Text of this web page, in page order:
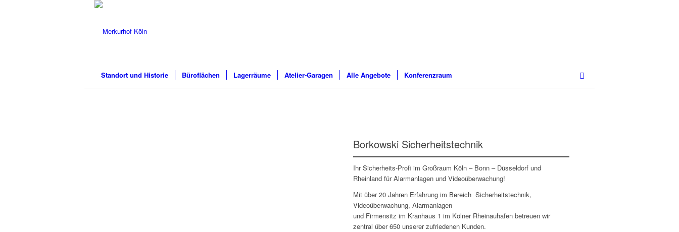
Standort und Historie Büroflächen Lagerräume Atelier-Garagen Alle Angebote Konferenzraum
Borkowski Sicherheitstechnik
Ihr Sicherheits-Profi im Großraum Köln – Bonn – Düsseldorf und
Rheinland für Alarmanlagen und Videoüberwachung!
Mit über 20 Jahren Erfahrung im Bereich Sicherheitstechnik,
Videoüberwachung, Alarmanlagen
und Firmensitz im Kranhaus 1 im Kölner Rheinauhafen betreuen wir
zentral über 650 unserer zufriedenen Kunden.